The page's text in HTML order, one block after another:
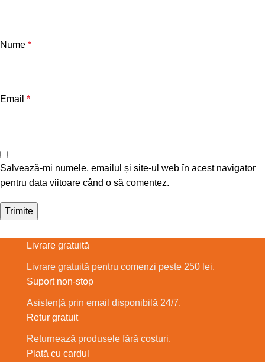
Nume *
Email *
Salvează-mi numele, emailul și site-ul web în acest navigator
pentru data viitoare când o să comentez.
Livrare gratuită
Livrare gratuită pentru comenzi peste 250 lei.
Suport non-stop
Asistență prin email disponibilă 24/7.
Retur gratuit
Returnează produsele fără costuri.
Plată cu cardul